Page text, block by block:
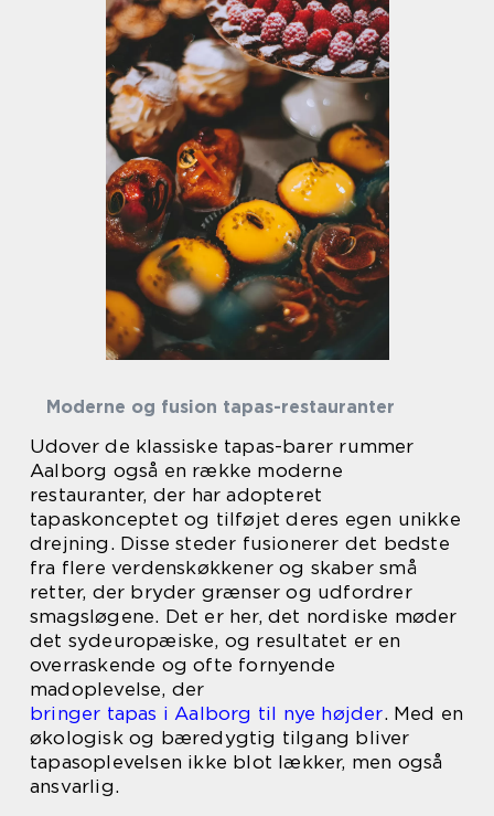
Moderne og fusion tapas-restauranter
Udover de klassiske tapas-barer rummer
Aalborg også en række moderne
restauranter, der har adopteret
tapaskonceptet og tilføjet deres egen unikke
drejning. Disse steder fusionerer det bedste
fra flere verdenskøkkener og skaber små
retter, der bryder grænser og udfordrer
smagsløgene. Det er her, det nordiske møder
det sydeuropæiske, og resultatet er en
overraskende og ofte fornyende
madoplevelse, der
bringer tapas i Aalborg til nye højder. Med en
økologisk og bæredygtig tilgang bliver
tapasoplevelsen ikke blot lækker, men også
ansvarlig.